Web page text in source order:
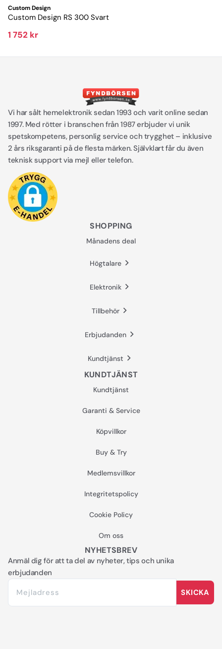
Custom Design
Custom Design RS 300 Svart
1 752 kr
Vi har sålt hemelektronik sedan 1993 och varit online sedan
1997. Med rötter i branschen från 1987 erbjuder vi unik
spetskompetens, personlig service och trygghet – inklusive
2 års riksgaranti på de flesta märken. Självklart får du även
teknisk support via mejl eller telefon.
SHOPPING
Månadens deal
Högtalare
Elektronik
Tillbehör
Erbjudanden
Kundtjänst
KUNDTJÄNST
Kundtjänst
Garanti & Service
Köpvillkor
Buy & Try
Medlemsvillkor
Integritetspolicy
Cookie Policy
Om oss
NYHETSBREV
Anmäl dig för att ta del av nyheter, tips och unika
erbjudanden
SKICKA